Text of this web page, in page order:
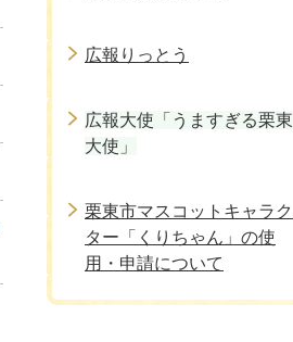
広報りっとう
広報大使「うますぎる栗東
大使」
栗東市マスコットキャラク
ター「くりちゃん」の使
用・申請について